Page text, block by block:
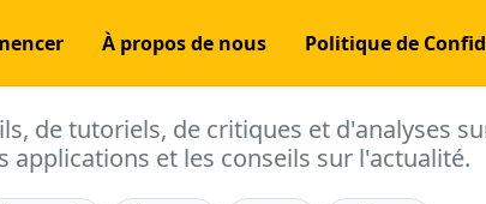
À propos de nous Politique de
de tutoriels, de critiques et d'analyses
applications et les conseils sur l'actualité.